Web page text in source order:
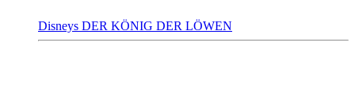
Disneys DER KÖNIG DER LÖWEN